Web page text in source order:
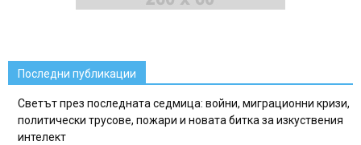
Последни публикации
Светът през последната седмица: войни, миграционни кризи,
политически трусове, пожари и новата битка за изкуствения
интелект